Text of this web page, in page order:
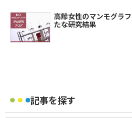
高齢女性のマンモグラ
たな研究結果
記事を探す